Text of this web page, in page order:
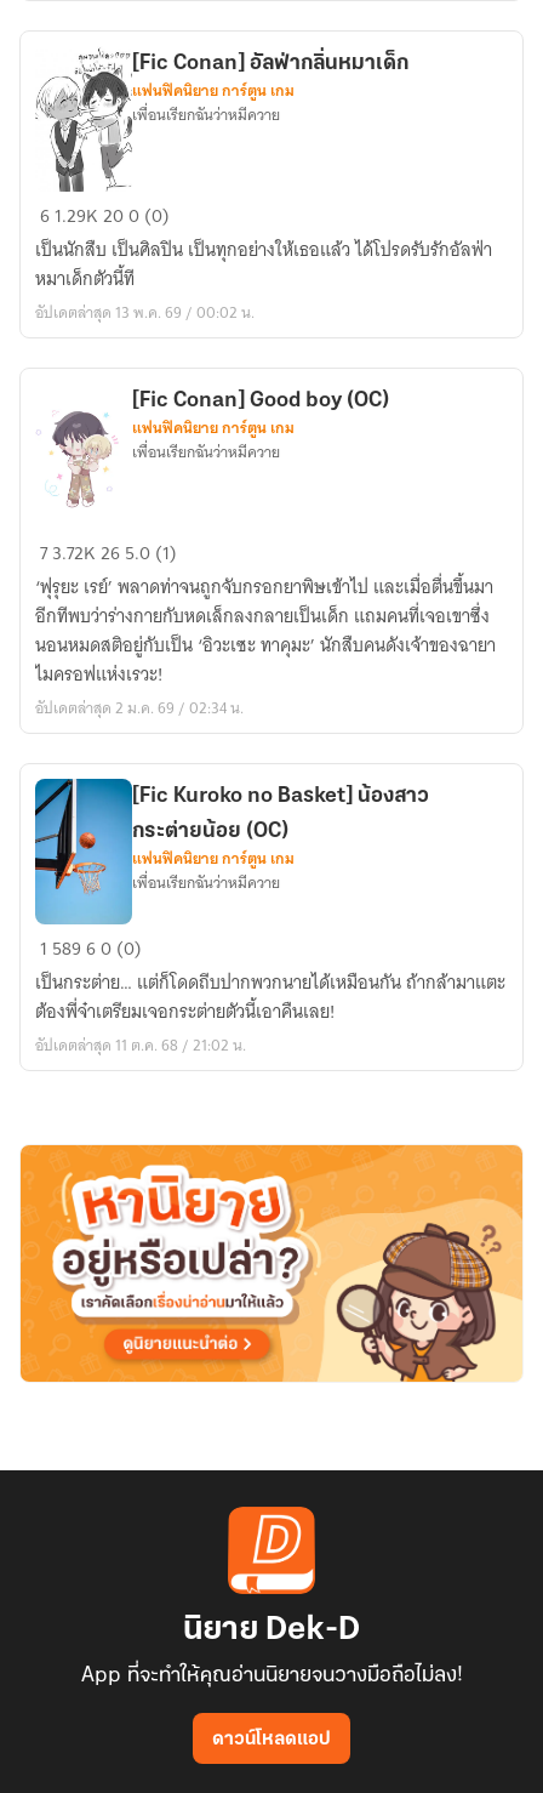
ขาว
(OC)
[Fic
Conan]
อัลฟ่า
กลิ่น
หมา
[Fic Conan] อัลฟ่ากลิ่นหมาเด็ก
แฟนฟิคนิยาย การ์ตูน เกม
เพื่อนเรียกฉันว่าหมีควาย
61.29K200 (0)
เป็นนักสืบ เป็นศิลปิน เป็นทุกอย่างให้เธอแล้ว ได้โปรดรับรักอัลฟ่า
หมาเด็กตัวนี้ที
อัปเดตล่าสุด 13 พ.ค. 69 / 00:02 น.
[Fic
Conan]
Good
boy
(OC)
[Fic Conan] Good boy (OC)
แฟนฟิคนิยาย การ์ตูน เกม
เพื่อนเรียกฉันว่าหมีควาย
73.72K265.0 (1)
‘ฟุรุยะ เรย์’ พลาดท่าจนถูกจับกรอกยาพิษเข้าไป และเมื่อตื่นขึ้นมา
อีกทีพบว่าร่างกายกับหดเล็กลงกลายเป็นเด็ก แถมคนที่เจอเขาซึ่ง
นอนหมดสติอยู่กับเป็น ‘อิวะเซะ ทาคุมะ’ นักสืบคนดังเจ้าของฉายา
ไมครอฟแห่งเรวะ!
อัปเดตล่าสุด 2 ม.ค. 69 / 02:34 น.
[Fic
Kuroko
no
Basket]
น้อง
น้อย
(OC)
[Fic Kuroko no Basket] น้องสาว
กระต่ายน้อย (OC)
แฟนฟิคนิยาย การ์ตูน เกม
เพื่อนเรียกฉันว่าหมีควาย
1 58960 (0)
เป็นกระต่าย… แต่ก็โดดถีบปากพวกนายได้เหมือนกัน ถ้ากล้ามาแตะ
ต้องพี่จ๋าเตรียมเจอกระต่ายตัวนี้เอาคืนเลย!
อัปเดตล่าสุด 11 ต.ค. 68 / 21:02 น.
นิยาย Dek-D
App ที่จะทำให้คุณอ่านนิยายจนวางมือถือไม่ลง!
ดาวน์โหลดแอป